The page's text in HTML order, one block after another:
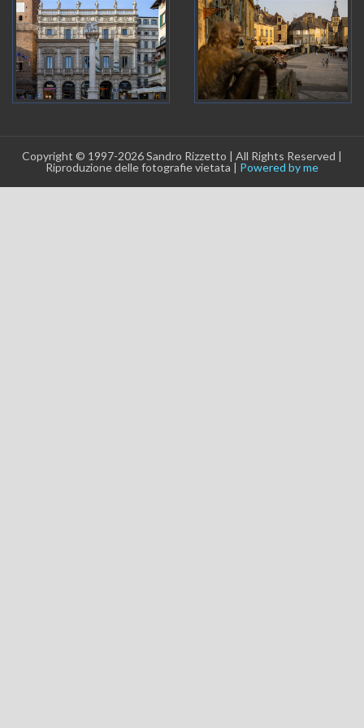
Copyright © 1997-2026 Sandro Rizzetto | All Rights Reserved |
Riproduzione delle fotografie vietata | Powered by me